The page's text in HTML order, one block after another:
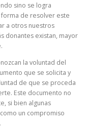
sino se logra
de resolver este
a otros nuestros
donantes existan, mayor
la voluntad del
que se solicita y
de que se proceda
Este documento no
si bien algunas
un compromiso